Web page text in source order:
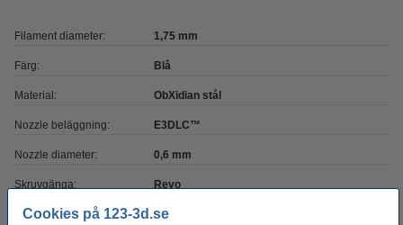
Cookies på 123-3d.se
Filament diameter: 1,75 mm
Färg: Blå
Material: ObXidian stål
Nozzle beläggning: E3DLC™
Nozzle diameter: 0,6 mm
Skruvgänga: Revo
Varumärke: E3D